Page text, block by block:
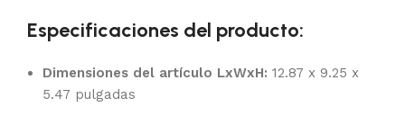
Especificaciones del producto:
Dimensiones del artículo LxWxH: 12.87 x 9.25 x
5.47 pulgadas